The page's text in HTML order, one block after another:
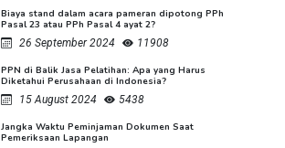
Biaya stand dalam acara pameran dipotong PPh
Pasal 23 atau PPh Pasal 4 ayat 2?
26 September 2024
11908
PPN di Balik Jasa Pelatihan: Apa yang Harus
Diketahui Perusahaan di Indonesia?
15 August 2024
5438
Jangka Waktu Peminjaman Dokumen Saat
Pemeriksaan Lapangan